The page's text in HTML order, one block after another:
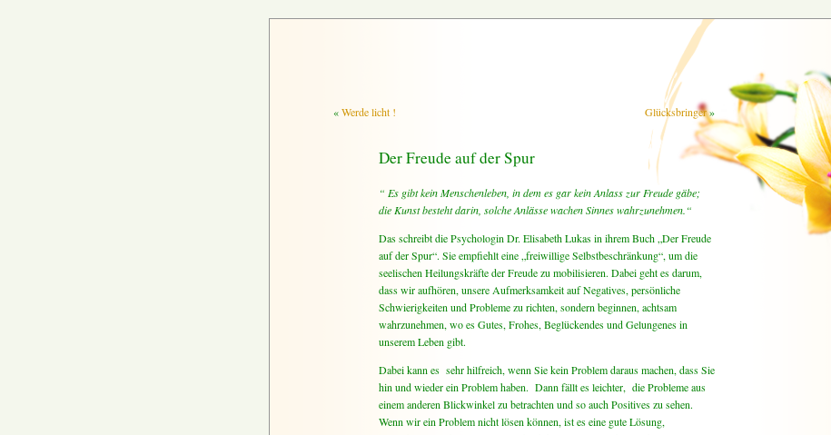
«Werde licht ! Glücksbringer»
Der Freude auf der Spur
“ Es gibt kein Menschenleben, in dem es gar kein Anlass zur Freude gäbe;
die Kunst besteht darin, solche Anlässe wachen Sinnes wahrzunehmen.“
Das schreibt die Psychologin Dr. Elisabeth Lukas in ihrem Buch „Der Freude
auf der Spur“. Sie empfiehlt eine „freiwillige Selbstbeschränkung“, um die
seelischen Heilungskräfte der Freude zu mobilisieren. Dabei geht es darum,
dass wir aufhören, unsere Aufmerksamkeit auf Negatives, persönliche
Schwierigkeiten und Probleme zu richten, sondern beginnen, achtsam
wahrzunehmen, wo es Gutes, Frohes, Beglückendes und Gelungenes in
unserem Leben gibt.
Dabei kann es sehr hilfreich, wenn Sie kein Problem daraus machen, dass Sie
hin und wieder ein Problem haben. Dann fällt es leichter, die Probleme aus
einem anderen Blickwinkel zu betrachten und so auch Positives zu sehen.
Wenn wir ein Problem nicht lösen können, ist es eine gute Lösung,